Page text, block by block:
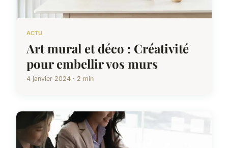
ACTU
Art mural et déco : Créativité
pour embellir vos murs
4 janvier 2024 · 2 min